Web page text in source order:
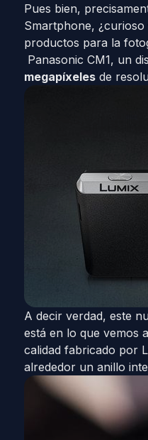
Pues bien,
Smartphone,
productos para la
Panasonic CM1, un
megapíxelesde
A decir verdad, este
está en lo que vemos
calidad fabricado por
alrededor un anillo